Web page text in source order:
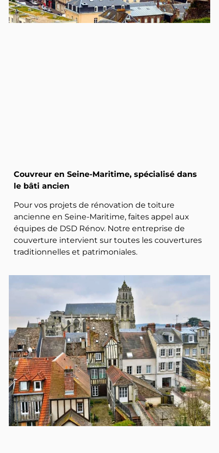
Couvreur en Seine-Maritime, spécialisé dans
le bâti ancien
Pour vos projets de rénovation de toiture
ancienne en Seine-Maritime, faites appel aux
équipes de DSD Rénov. Notre entreprise de
couverture intervient sur toutes les couvertures
traditionnelles et patrimoniales.